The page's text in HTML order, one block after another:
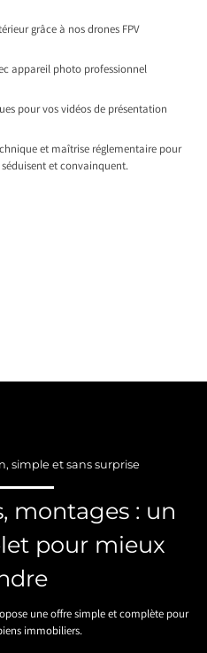
grâce à nos drones FPV
appareil photo professionnel
pour vos vidéos de présentation
et maîtrise réglementaire pour
et convainquent.
simple et sans surprise
montages : un
pour mieux
une offre simple et complète pour
immobiliers.